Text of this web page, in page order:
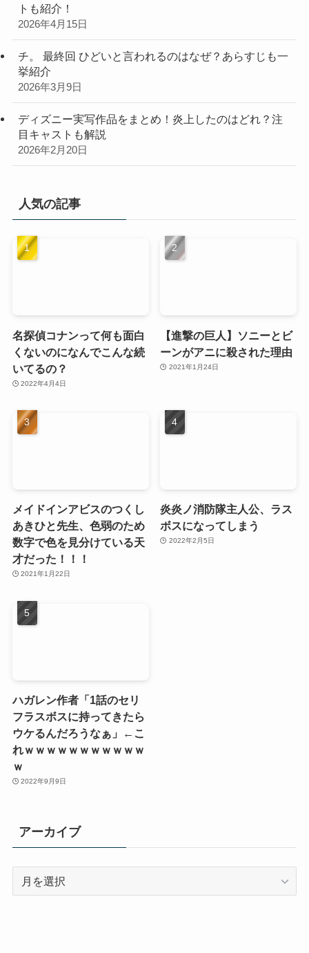
トも紹介！
2026年4月15日
チ。 最終回 ひどいと言われるのはなぜ？あらすじも一
挙紹介
2026年3月9日
ディズニー実写作品をまとめ！炎上したのはどれ？注
目キャストも解説
2026年2月20日
人気の記事
名探偵コナンって何も面白
くないのになんでこんな続
いてるの？
2022年4月4日
【進撃の巨人】ソニーとビ
ーンがアニに殺された理由
2021年1月24日
メイドインアビスのつくし
あきひと先生、色弱のため
数字で色を見分けている天
才だった！！！
2021年1月22日
炎炎ノ消防隊主人公、ラス
ボスになってしまう
2022年2月5日
ハガレン作者「1話のセリ
フラスボスに持ってきたら
ウケるんだろうなぁ」←こ
れｗｗｗｗｗｗｗｗｗｗｗ
ｗ
2022年9月9日
アーカイブ